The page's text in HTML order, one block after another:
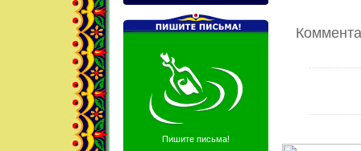
Пишите письма!